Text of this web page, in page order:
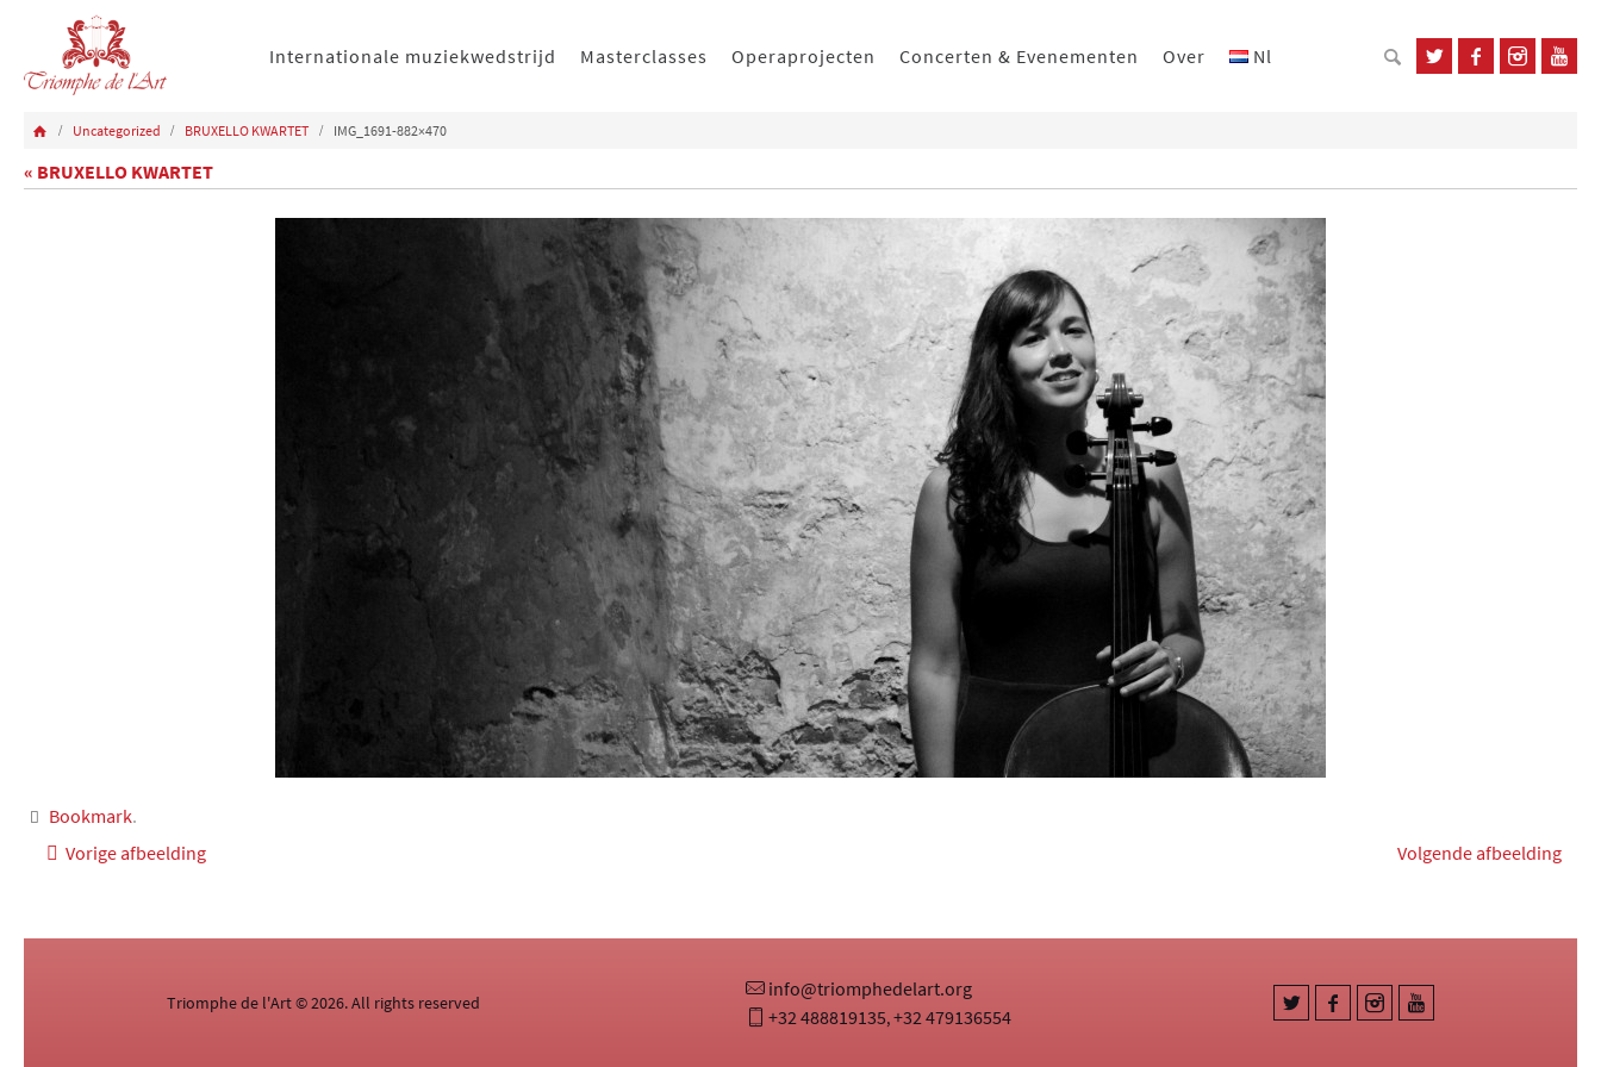
Internationale muziekwedstrijd Masterclasses Operaprojecten Concerten & Evenementen Over Nl
Uncategorized BRUXELLO KWARTET IMG_1691-882×470
« BRUXELLO KWARTET
Bookmark.
Vorige afbeelding
Volgende afbeelding
Triomphe de l'Art © 2026. All rights reserved
info@triomphedelart.org
+32 488819135,+32 479136554